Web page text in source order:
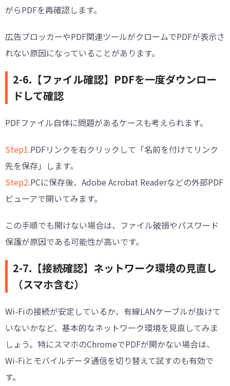
がらPDFを再確認します。
広告ブロッカーやPDF関連ツールがクロームでPDFが表示さ
れない原因になっていることがあります。
2-6.【ファイル確認】PDFを一度ダウンロー
ドして確認
PDFファイル自体に問題があるケースも考えられます。
Step1.PDFリンクを右クリックして「名前を付けてリンク
先を保存」します。
Step2.PCに保存後、Adobe Acrobat Readerなどの外部PDF
ビューアで開いてみます。
この手順でも開けない場合は、ファイル破損やパスワード
保護が原因である可能性が高いです。
2-7.【接続確認】ネットワーク環境の見直し
（スマホ含む）
Wi-Fiの接続が安定しているか、有線LANケーブルが抜けて
いないかなど、基本的なネットワーク環境を見直してみま
しょう。特にスマホのChromeでPDFが開かない場合は、
Wi-Fiとモバイルデータ通信を切り替えて試すのも有効で
す。